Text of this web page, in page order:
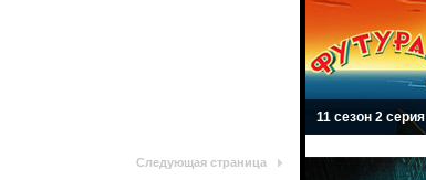
Следующая страница
11 сезон 2 серия